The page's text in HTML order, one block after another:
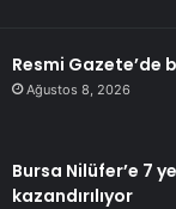
Resmi Gazete’de
Ağustos 8, 2026
Bursa Nilüfer’e 7
kazandırılıyor